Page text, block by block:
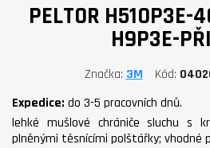
PELTOR H510P3E-
H9P3E-
Značka 3M Kód
Expedice: do 3-5 pracovních dnů.
lehké mušlové chrániče sluchu s
plněnými těsnícími polštářky; vhodné